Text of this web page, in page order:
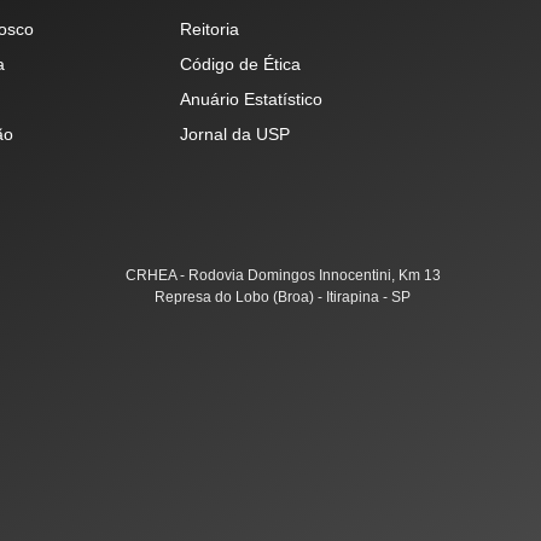
Reitoria
Código de Ética
Anuário Estatístico
Jornal da USP
CRHEA - Rodovia Domingos Innocentini, Km 13
Represa do Lobo (Broa) - Itirapina - SP